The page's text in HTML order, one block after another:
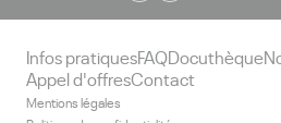
Infos pratiquesFAQDocuthèque
Appel d'offresContact
Mentions légales